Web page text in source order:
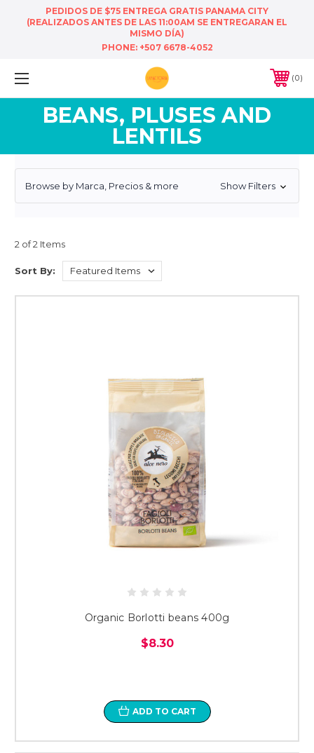
PEDIDOS DE $75 ENTREGA GRATIS PANAMA CITY
(REALIZADOS ANTES DE LAS 11:00AM SE ENTREGARAN EL
MISMO DÍA)
PHONE: +507 6678-4052
0
BEANS, PLUSES AND
LENTILS
Browse by Marca, Precios & more Show Filters
2 of 2 Items
Sort By:
Organic Borlotti beans 400g
$8.30
ADD TO CART